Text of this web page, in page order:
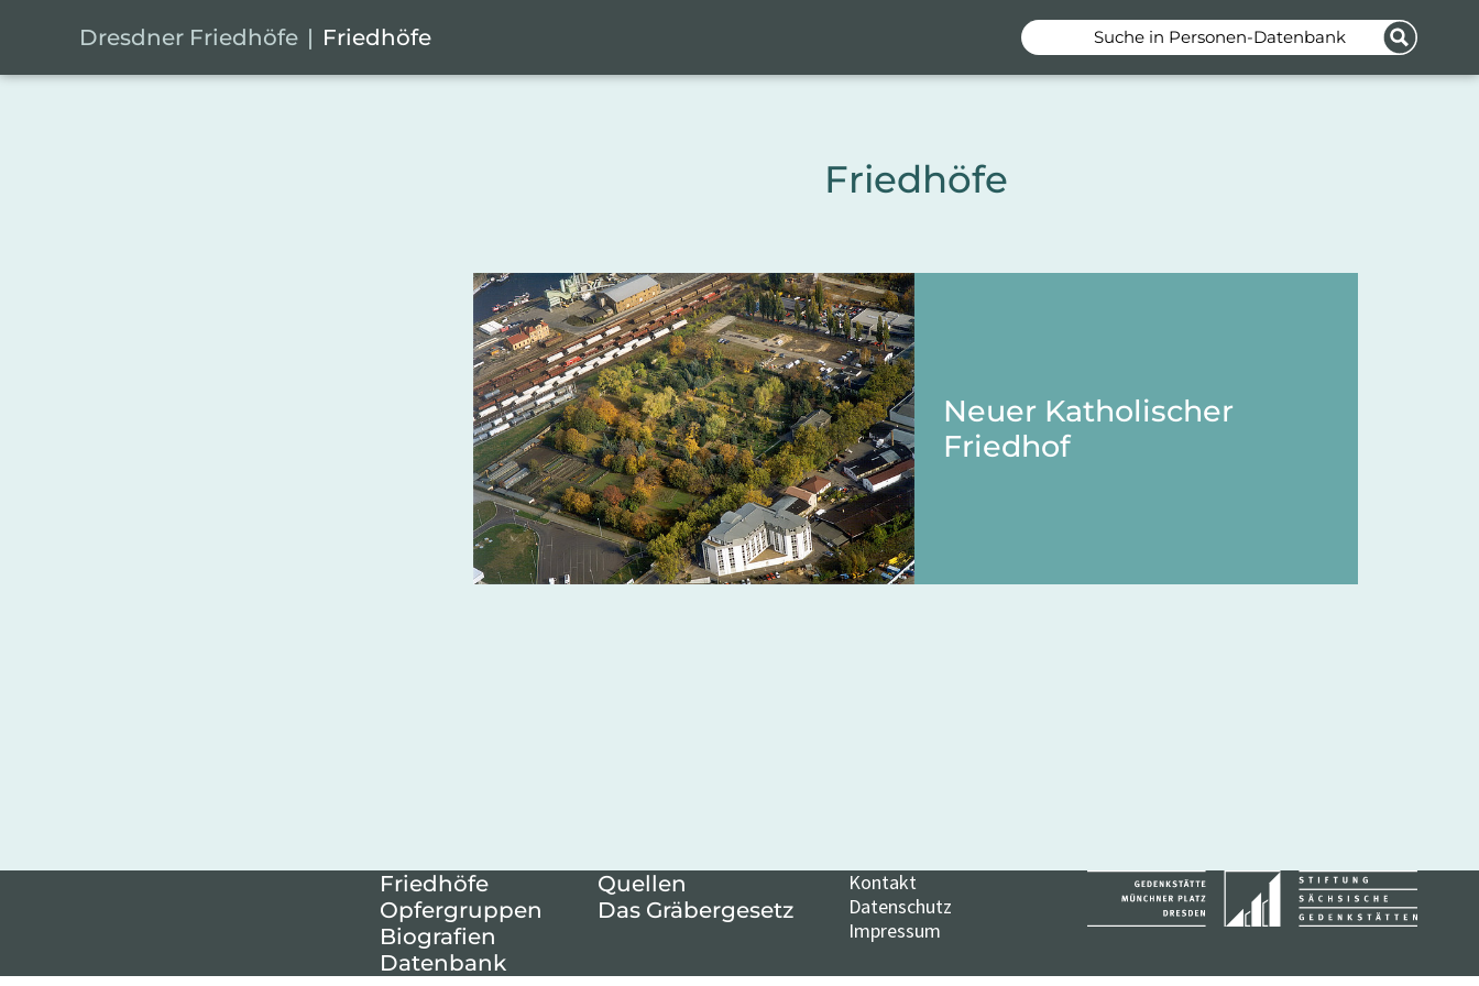
Dresdner Friedhöfe Friedhöfe Suche in Personen-Datenbank
Friedhöfe
Neuer Katholischer
Friedhof
Friedhöfe
Opfergruppen
Biografien
Datenbank
Quellen
Das Gräbergesetz
Kontakt
Datenschutz
Impressum